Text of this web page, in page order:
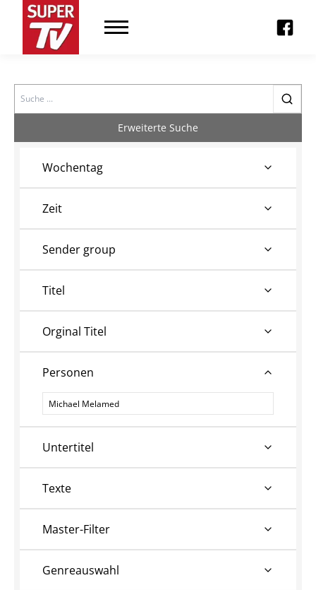
Search
Erweiterte Suche
Wochentag
Zeit
Sender group
Titel
Orginal Titel
Personen
Personen
Untertitel
Texte
Master-Filter
Genreauswahl